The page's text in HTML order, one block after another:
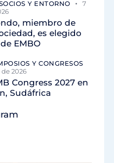
Y ENTORNO
7
miembro de
es elegido
EMBO
Y CONGRESOS
2026
Congress 2027 en
Sudáfrica